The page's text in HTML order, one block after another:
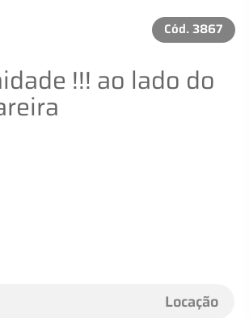
Cód. 3867
!!! ao lado do
Locação